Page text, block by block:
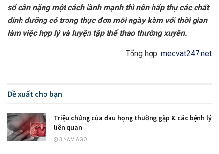
số cân nặng một cách lành mạnh thì nên hấp thụ các chất
dinh dưỡng có trong thực đơn mỗi ngày kèm với thời gian
làm việc hợp lý và luyện tập thể thao thường xuyên.
Tổng hợp: meovat247.net
Đề xuất cho bạn
Triệu chứng của đau họng thường gặp & các bệnh lý
liên quan
3 NĂM AGO